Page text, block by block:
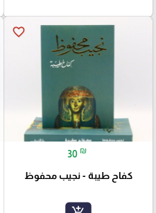
favorite_border
30 ₪
كفاح طيبة - نجيب محفوظ